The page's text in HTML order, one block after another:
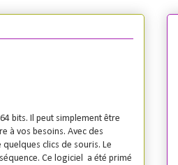
bits. Il peut simplement être
à vos besoins. Avec des
clics de souris. Le
Ce logiciel a été primé